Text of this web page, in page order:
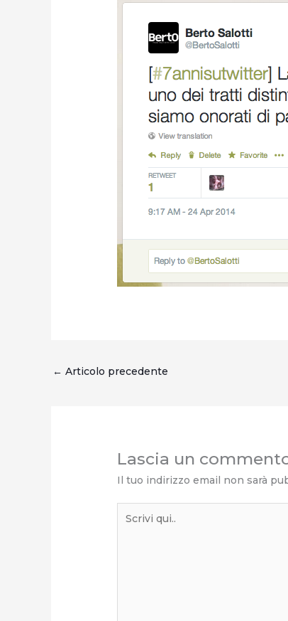
← Articolo precedente
Lascia un
Il tuo indirizzo email non sarà
qui..